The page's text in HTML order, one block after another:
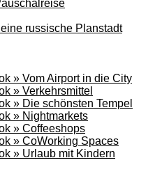
russische Planstadt
» Vom Airport in die City
» Verkehrsmittel
» Die schönsten Tempel
» Nightmarkets
» Coffeeshops
» CoWorking Spaces
» Urlaub mit Kindern